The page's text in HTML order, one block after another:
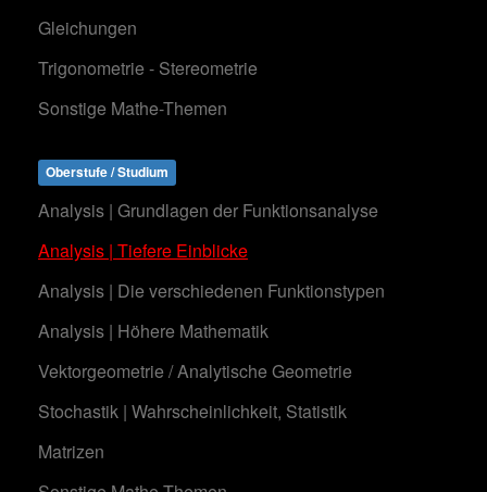
Gleichungen
Trigonometrie - Stereometrie
Sonstige Mathe-Themen
Oberstufe / Studium
Analysis | Grundlagen der Funktionsanalyse
Analysis | Tiefere Einblicke
Analysis | Die verschiedenen Funktionstypen
Analysis | Höhere Mathematik
Vektorgeometrie / Analytische Geometrie
Stochastik | Wahrscheinlichkeit, Statistik
Matrizen